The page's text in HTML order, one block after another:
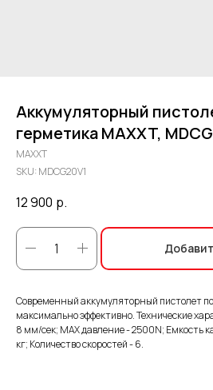
Аккумуляторный
герметика MAXXT,
MAXXT
SKU: MDCG20V1
12 900 р.
Современный аккумуляторный пистолет
максимально эффективно. Технические
8 мм/сек; МАХ давление - 2500N; Емкость
кг; Количество скоростей - 6.